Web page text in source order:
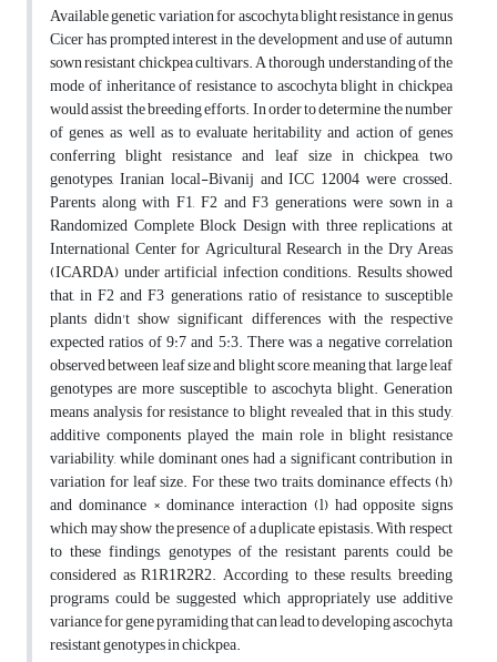
Available genetic variation for ascochyta blight resistance in genus
Cicer has prompted interest in the development and use of autumn
sown resistant chickpea cultivars. A thorough understanding of the
mode of inheritance of resistance to ascochyta blight in chickpea
would assist the breeding efforts. In order to determine the number
of genes, as well as to evaluate heritability and action of genes
conferring blight resistance and leaf size in chickpea, two
genotypes, Iranian local-Bivanij and ICC 12004 were crossed.
Parents along with F1, F2 and F3 generations were sown in a
Randomized Complete Block Design with three replications at
International Center for Agricultural Research in the Dry Areas
(ICARDA) under artificial infection conditions. Results showed
that, in F2 and F3 generations, ratio of resistance to susceptible
plants didn't show significant differences with the respective
expected ratios of 9:7 and 5:3. There was a negative correlation
observed between leaf size and blight score, meaning that, large leaf
genotypes are more susceptible to ascochyta blight. Generation
means analysis for resistance to blight revealed that, in this study,
additive components played the main role in blight resistance
variability, while dominant ones had a significant contribution in
variation for leaf size. For these two traits, dominance effects (h)
and dominance × dominance interaction (l) had opposite signs
which may show the presence of a duplicate epistasis. With respect
to these findings, genotypes of the resistant parents could be
considered as R1R1R2R2. According to these results, breeding
programs could be suggested which appropriately use additive
variance for gene pyramiding that can lead to developing ascochyta
resistant genotypes in chickpea.